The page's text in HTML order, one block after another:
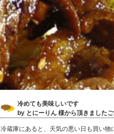
冷めても美味しいです
by とにーりん 様から頂きました
冷蔵庫にあると、天気の悪い日も買い